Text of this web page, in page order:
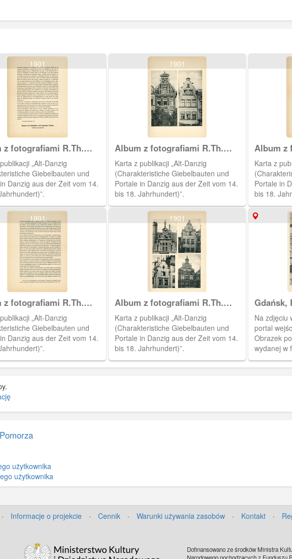
1901
z fotografiami R.Th.
„Alt-Danzig
Giebelbauten und
Danzig aus der Zeit vom 14.
1901
Album z fotografiami R.Th.
Kuhna
Karta z publikacji „Alt-Danzig
(Charakteristiche Giebelbauten und
Portale in Danzig aus der Zeit vom 14.
bis 18. Jahrhundert)”.
Album z
Kuhna
Karta z
Portale in
bis 18.
1901
z fotografiami R.Th.
„Alt-Danzig
Giebelbauten und
Danzig aus der Zeit vom 14.
1901
Album z fotografiami R.Th.
Kuhna
Karta z publikacji „Alt-Danzig
(Charakteristiche Giebelbauten und
Portale in Danzig aus der Zeit vom 14.
bis 18. Jahrhundert)”.
Gdańsk,
Na zdjęciu
portal
Obrazek
wydanej w
jest z
szer. 8 cm,
użytkownika
użytkownika
· Informacje o projekcie · Cennik · Warunki używania zasobów · Kontakt ·
Dofinansowano ze środków Ministra